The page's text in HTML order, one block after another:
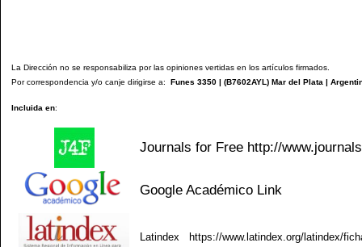
La Dirección no se responsabiliza por las opiniones vertidas en los artículos firmados.
Por correspondencia y/o canje dirigirse a: Funes 3350 | (B7602AYL) Mar del Plata |
Incluida en:
Journals for Free http://
Google Académico Link
Latindex https://www.latindex.org/latindex/